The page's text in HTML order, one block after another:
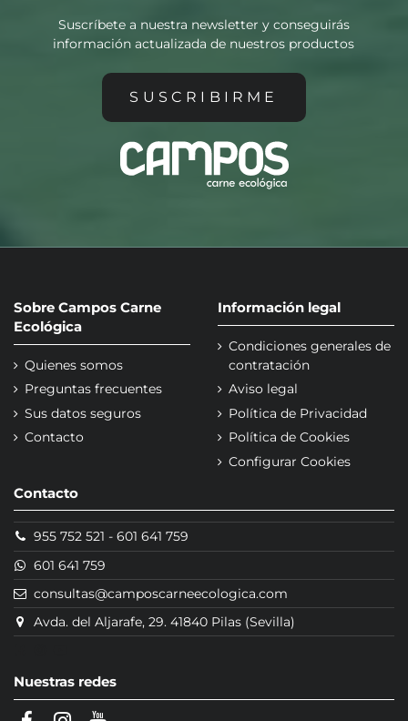
Suscríbete a nuestra newsletter y conseguirás
información actualizada de nuestros productos
SUSCRIBIRME
Sobre Campos Carne
Ecológica
Quienes somos
Preguntas frecuentes
Sus datos seguros
Contacto
Información legal
Condiciones generales de
contratación
Aviso legal
Política de Privacidad
Política de Cookies
Configurar Cookies
Contacto
955 752 521 -601 641 759
601 641 759
consultas@camposcarneecologica.com
Avda. del Aljarafe, 29. 41840 Pilas (Sevilla)
Nuestras redes